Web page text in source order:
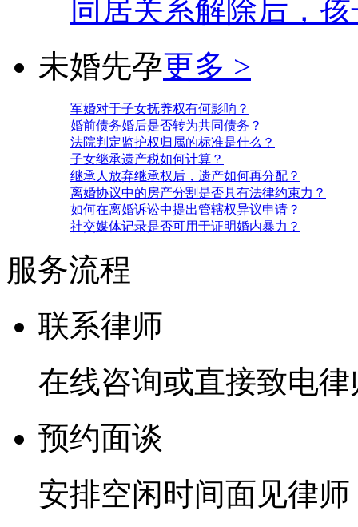
同居关系解除后，
未婚先孕更多 >
军婚对于子女抚养权有何影响？
婚前债务婚后是否转为共同债务？
法院判定监护权归属的标准是什么？
子女继承遗产税如何计算？
继承人放弃继承权后，遗产如何再分配？
离婚协议中的房产分割是否具有法律约束力？
如何在离婚诉讼中提出管辖权异议申请？
社交媒体记录是否可用于证明婚内暴力？
服务流程
联系律师
在线咨询或直接致电律
预约面谈
安排空闲时间面见律师